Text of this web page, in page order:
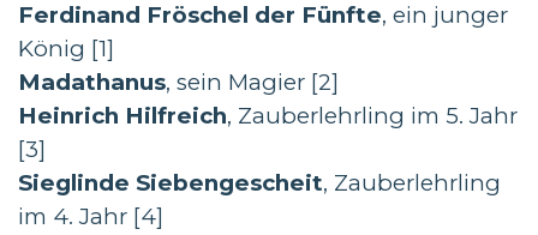
Ferdinand Fröschel der Fünfte, ein junger
König [1]
Madathanus, sein Magier [2]
Heinrich Hilfreich, Zauberlehrling im 5. Jahr
[3]
Sieglinde Siebengescheit, Zauberlehrling
im 4. Jahr [4]